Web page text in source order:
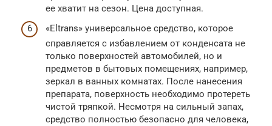
ее хватит на сезон. Цена доступная.
«Eltrans» универсальное средство, которое
справляется с избавлением от конденсата не
только поверхностей автомобилей, но и
предметов в бытовых помещениях, например,
зеркал в ванных комнатах. После нанесения
препарата, поверхность необходимо протереть
чистой тряпкой. Несмотря на сильный запах,
средство полностью безопасно для человека,